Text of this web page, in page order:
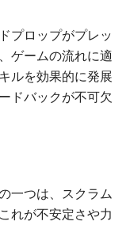
プロップがプレッ
ゲームの流れに適
ルを効果的に発展
ドバックが不可欠
一つは、スクラム
れが不安定さや力